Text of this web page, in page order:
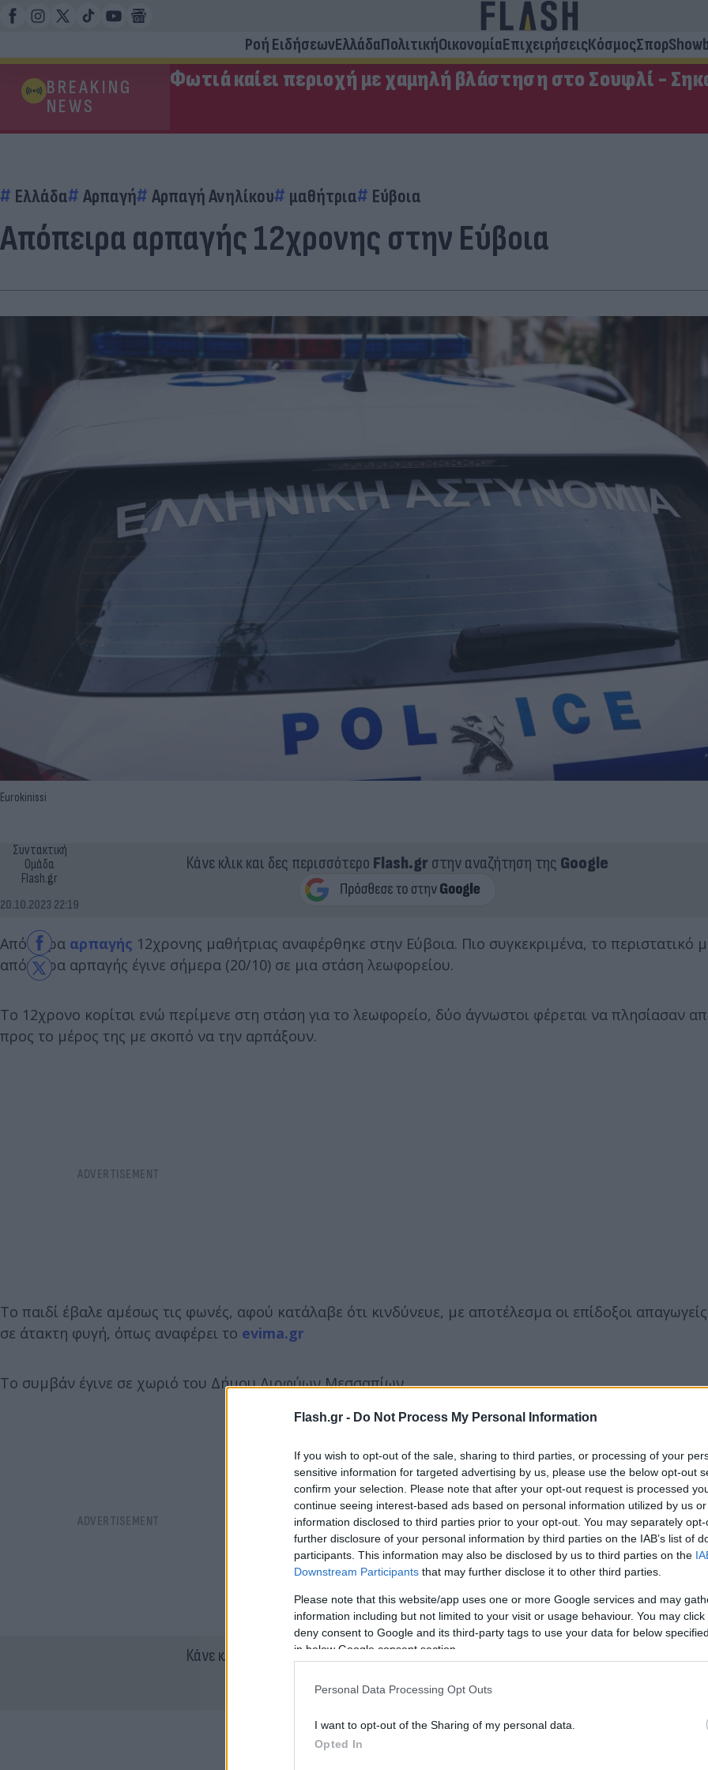
Flash.gr - Do Not Process My Personal Information
If you wish to opt-out of the sale, sharing to third parties, or processing of your
sensitive information for targeted advertising by us, please use the below opt-out
confirm your selection. Please note that after your opt-out request is processed
continue seeing interest-based ads based on personal information utilized by us
information disclosed to third parties prior to your opt-out. You may separately
further disclosure of your personal information by third parties on the IAB’s list of
participants. This information may also be disclosed by us to third parties on the
Downstream Participants that may further disclose it to other third parties.
Please note that this website/app uses one or more Google services and may
information including but not limited to your visit or usage behaviour. You may
deny consent to Google and its third-party tags to use your data for below
in below Google consent section.
Personal Data Processing Opt Outs
I want to opt-out of the Sharing of my personal data.
Opted In
Ροή ΕιδήσεωνΕλλάδαΠολιτικήΟικονομίαΕπιχειρήσειςΚόσμοςΣπορ
BREAKING
NEWS
Φωτιά καίει περιοχή με χαμηλή βλάστηση στο Σουφλί -
Ελλάδα Αρπαγή Αρπαγή Ανηλίκου μαθήτρια Εύβοια
Απόπειρα αρπαγής 12χρονης στην Εύβοια
Eurokinissi
Συντακτική
Ομάδα
Flash.gr
20.10.2023 22:19
Κάνε κλικ και δες περισσότερο Flash.grστην αναζήτηση της Google
Απόπειρα αρπαγής 12χρονης μαθήτριας αναφέρθηκε στην Εύβοια. Πιο συγκεκριμένα, το περιστατικό
απόπειρα αρπαγής έγινε σήμερα (20/10) σε μια στάση λεωφορείου.
Το 12χρονο κορίτσι ενώ περίμενε στη στάση για το λεωφορείο, δύο άγνωστοι φέρεται να πλησίασαν
προς το μέρος της με σκοπό να την αρπάξουν.
Το παιδί έβαλε αμέσως τις φωνές, αφού κατάλαβε ότι κινδύνευε, με αποτέλεσμα οι επίδοξοι
σε άτακτη φυγή, όπως αναφέρει το evima.gr
Το συμβάν έγινε σε χωριό του Δήμου Διρφύων Μεσσαπίων.
Κάνε κλικ και δες περισσότεροFlash.grστην αναζήτηση τηςGoogle